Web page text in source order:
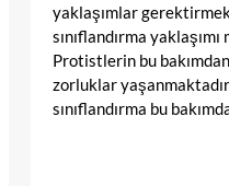
yaklaşımlar
sınıflandırma
Protistlerin bu bakımdan
zorluklar
sınıflandırma bu